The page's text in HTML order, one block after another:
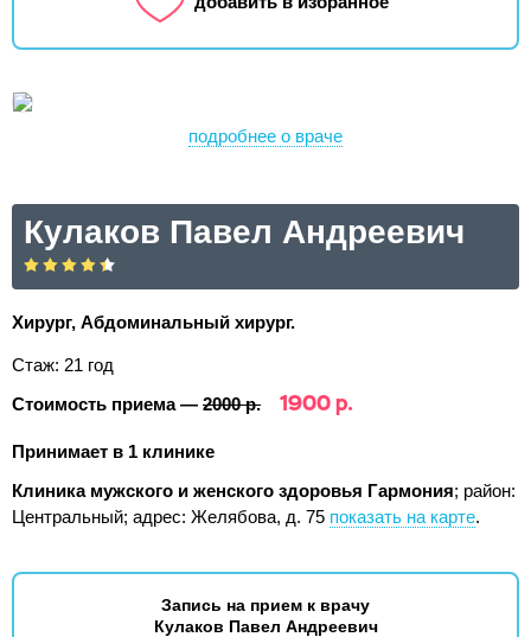
подробнее о враче
Кулаков Павел Андреевич
Хирург, Абдоминальный хирург.
Стаж: 21 год
Стоимость приема — 2000 р. 1900 р.
Принимает в 1 клинике
Клиника мужского и женского здоровья Гармония; район:
Центральный; адрес: Желябова, д. 75 показать на карте.
Запись на прием к врачу
Кулаков Павел Андреевич